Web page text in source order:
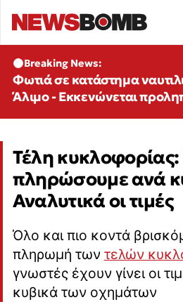
Breaking News:
Φωτιά σε κατάστημα
Άλιμο - Εκκενώνεται
Τέλη κυκλοφορίας:
πληρώσουμε ανά
Αναλυτικά οι τιμές
Όλο και πιο κοντά
πληρωμή των τελών
γνωστές έχουν γίνει οι
κυβικά των οχημάτων